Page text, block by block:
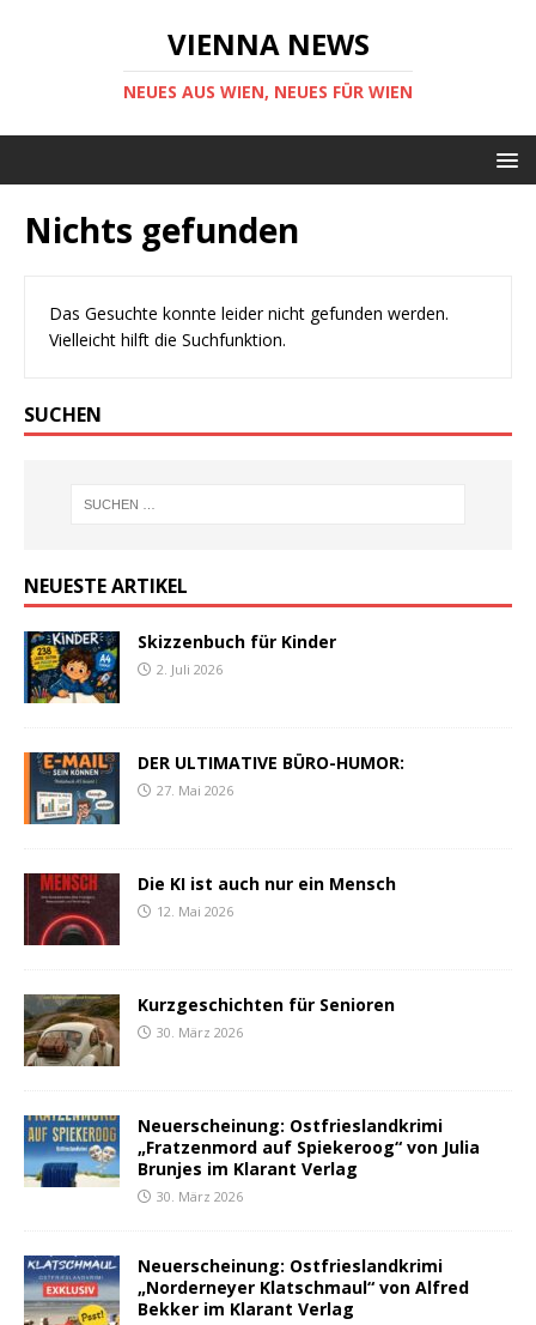
VIENNA NEWS
NEUES AUS WIEN, NEUES FÜR WIEN
Nichts gefunden
Das Gesuchte konnte leider nicht gefunden werden.
Vielleicht hilft die Suchfunktion.
SUCHEN
NEUESTE ARTIKEL
Skizzenbuch für Kinder
2. Juli 2026
DER ULTIMATIVE BÜRO-HUMOR:
27. Mai 2026
Die KI ist auch nur ein Mensch
12. Mai 2026
Kurzgeschichten für Senioren
30. März 2026
Neuerscheinung: Ostfrieslandkrimi
„Fratzenmord auf Spiekeroog“ von Julia
Brunjes im Klarant Verlag
30. März 2026
Neuerscheinung: Ostfrieslandkrimi
„Norderneyer Klatschmaul“ von Alfred
Bekker im Klarant Verlag